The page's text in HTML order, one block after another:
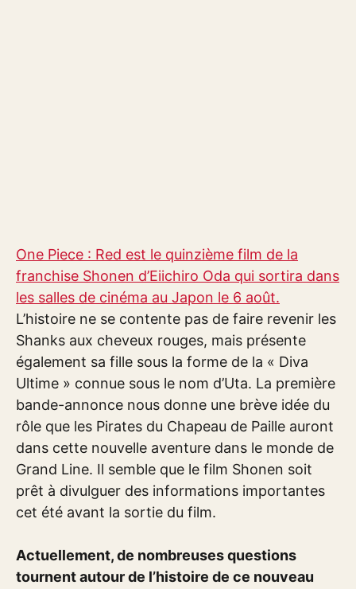
One Piece : Red est le quinzième film de la
franchise Shonen d’Eiichiro Oda qui sortira dans
les salles de cinéma au Japon le 6 août.
L’histoire ne se contente pas de faire revenir les
Shanks aux cheveux rouges, mais présente
également sa fille sous la forme de la « Diva
Ultime » connue sous le nom d’Uta. La première
bande-annonce nous donne une brève idée du
rôle que les Pirates du Chapeau de Paille auront
dans cette nouvelle aventure dans le monde de
Grand Line. Il semble que le film Shonen soit
prêt à divulguer des informations importantes
cet été avant la sortie du film.
Actuellement, de nombreuses questions
tournent autour de l’histoire de ce nouveau